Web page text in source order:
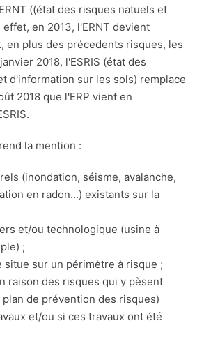
((état des risques natuels et
en 2013, l'ERNT devient
en plus des précedents risques, les
2018, l'ESRIS (état des
d'information sur les sols) remplace
2018 que l'ERP vient en
la mention :
(inondation, séisme, avalanche,
en radon...) existants sur la
et/ou technologique (usine à
;
situe sur un périmètre à risque ;
raison des risques qui y pèsent
de prévention des risques)
et/ou si ces travaux ont été